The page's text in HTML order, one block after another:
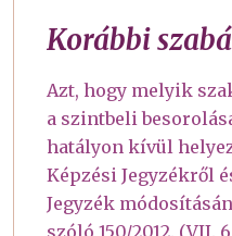
Korábbi
Azt, hogy melyik
a szintbeli
hatályon kívül
Képzési Jegyzékről
Jegyzék